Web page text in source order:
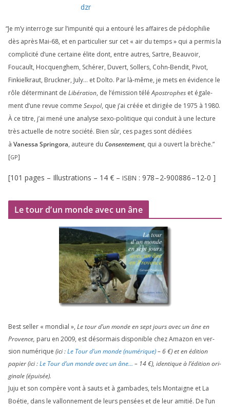
dzr
“Je m’y inter­roge sur l’impunité qui a entou­ré les affaires de pédo­phi­lie
dès après Mai-68, et en par­ti­cu­lier sur cet « air du temps » qui a per­mis la
com­pli­ci­té d’une cer­taine élite dont, entre autres, Sartre, Beauvoir,
Foucault, Hocquenghem, Schérer, Duvert, Sollers, Cohn-Bendit, Pivot,
Finkielkraut, Bruckner, July… et Dolto. Par là-même, je mets en évi­dence le
rôle déter­mi­nant de Libération, de l’émission téléApostrophes et éga­le­
ment d’une revue comme Sexpol, que j’ai créée et diri­gée de 1975 à 1980.
À ce titre, j’ai mené une ana­lyse sexo-poli­tique qui conduit à une lec­ture
très actuelle de notre socié­té. Bien sûr, ces pages sont dédiées
à Vanessa Springora, auteure du Consentement, qui a ouvert la brèche.”
[GP]
[101 pages – Illustrations – 14 € – ISBN : 978–2‑900886–12‑0 ]
Le tour d’un monde avec un âne
Best sel­ler « mon­dial », Le tour d’un monde en sept jours avec un âne en
Provence, paru en 2009, est désor­mais dis­po­nible chez Amazon en ver­
sion numé­rique (ici :Le Tour d’un monde (numé­rique)–6€) et en édi­tion
papier (ici :Le Tour d’un monde avec un âne… – 14€), iden­tique à l’é­di­tion ori­
gi­nale (épui­sée).
Juju et son com­père vont à sauts et à gam­bades, tels Montaigne et La
Boétie, dans le val­lon­ne­ment de leurs pen­sées et de leur ami­tié. De l’un